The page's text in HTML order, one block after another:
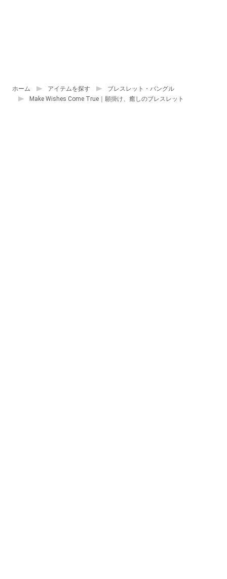
ホーム アイテムを探す
ブレスレット・バングル
Make Wishes Come True｜願掛け、癒しのブレスレット